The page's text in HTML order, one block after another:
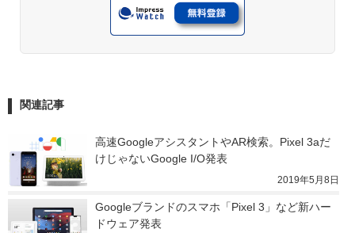
関連記事
高速GoogleアシスタントやAR検索。Pixel 3aだ
けじゃないGoogle I/O発表
2019年5月8日
Googleブランドのスマホ「Pixel 3」など新ハー
ドウェア発表